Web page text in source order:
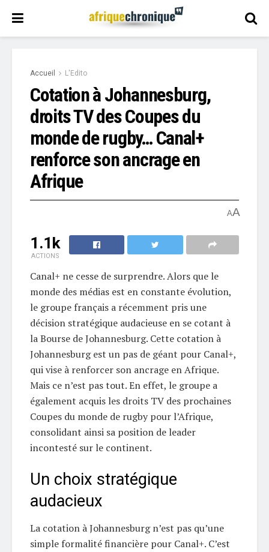
Accueil L'Edito
Cotation à Johannesburg,
droits TV des Coupes du
monde de rugby… Canal+
renforce son ancrage en
Afrique
AA
1.1k
ACTIONS
Canal+ ne cesse de surprendre. Alors que le
monde des médias est en constante évolution,
le groupe français a récemment pris une
décision stratégique audacieuse en se cotant à
la Bourse de Johannesburg. Cette cotation à
Johannesburg est un pas de géant pour Canal+,
qui vise à renforcer son ancrage en Afrique.
Mais ce n’est pas tout. En effet, le groupe a
également acquis les droits TV des prochaines
Coupes du monde de rugby pour l’Afrique,
consolidant ainsi sa position de leader
incontesté sur le continent.
Un choix stratégique
audacieux
La cotation à Johannesburg n’est pas qu’une
simple formalité financière pour Canal+. C’est